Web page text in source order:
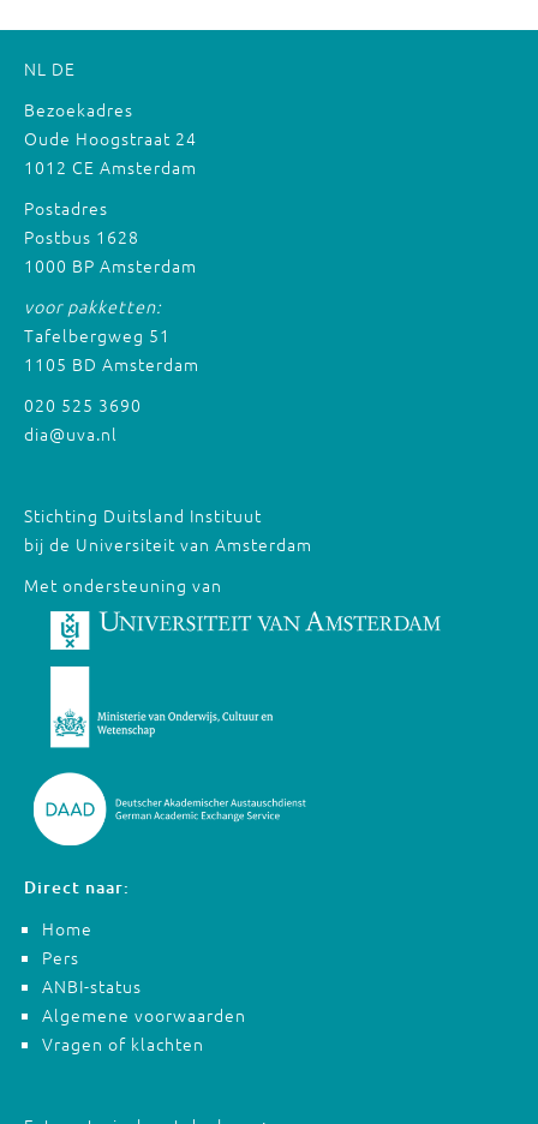
NL DE
Bezoekadres
Oude Hoogstraat 24
1012 CE Amsterdam
Postadres
Postbus 1628
1000 BP Amsterdam
voor pakketten:
Tafelbergweg 51
1105 BD Amsterdam
020 525 3690
dia@uva.nl
Stichting Duitsland Instituut
bij de Universiteit van Amsterdam
Met ondersteuning van
Direct naar:
Home
Pers
ANBI-status
Algemene voorwaarden
Vragen of klachten